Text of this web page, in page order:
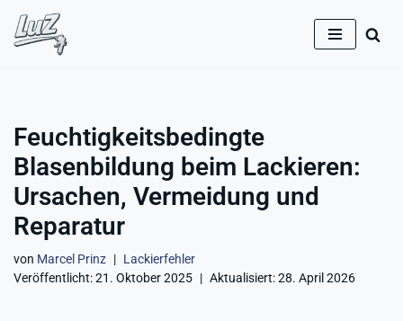
Zum
Feuchtigkeitsbedingte
Blasenbildung beim Lackieren:
Ursachen, Vermeidung und
Reparatur
von Marcel Prinz
Lackierfehler
Veröffentlicht:21. Oktober 2025 Aktualisiert:28. April 2026